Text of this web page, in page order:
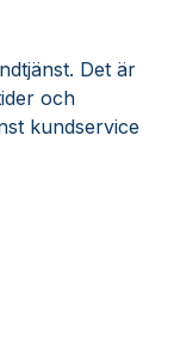
Det är
och
kundservice